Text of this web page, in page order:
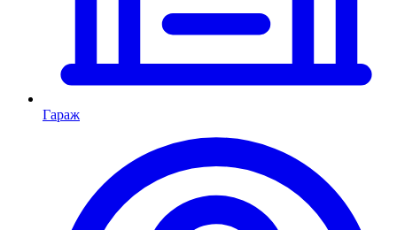
Гараж